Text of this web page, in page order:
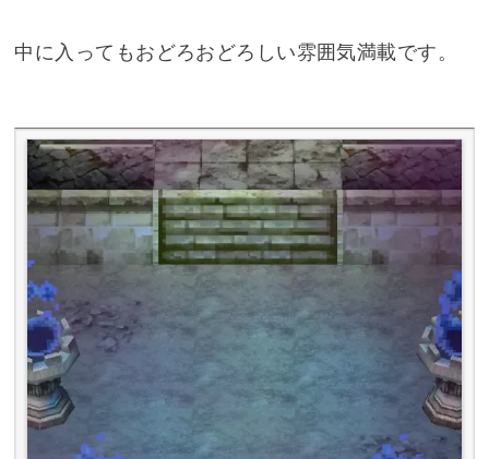
中に入ってもおどろおどろしい雰囲気満載です。